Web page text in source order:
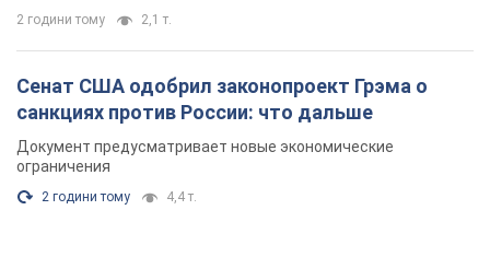
2 години тому 2,1 т.
Сенат США одобрил законопроект Грэма о
санкциях против России: что дальше
Документ предусматривает новые экономические
ограничения
2 години тому 4,4 т.